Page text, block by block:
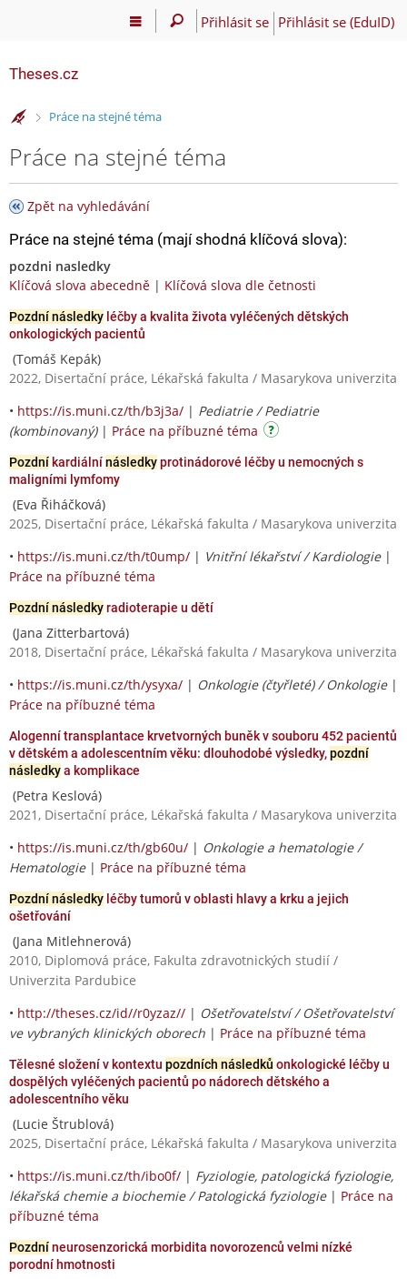
Přihlásit se Přihlásit se (EduID)
Theses.cz
>Práce na stejné téma
Práce na stejné téma
Zpět na vyhledávání
Práce na stejné téma (mají shodná klíčová slova):
pozdni nasledky
Klíčová slova abecedně | Klíčová slova dle četnosti
Pozdní následky léčby a kvalita života vyléčených dětských
onkologických pacientů
(Tomáš Kepák)
2022, Disertační práce, Lékařská fakulta / Masarykova univerzita
• https://is.muni.cz/th/b3j3a/ | Pediatrie / Pediatrie
(kombinovaný)| Práce na příbuzné téma
Pozdníkardiálnínásledkyprotinádorové léčby u nemocných s
maligními lymfomy
(Eva Řiháčková)
2025, Disertační práce, Lékařská fakulta / Masarykova univerzita
• https://is.muni.cz/th/t0ump/ | Vnitřní lékařství / Kardiologie|
Práce na příbuzné téma
Pozdní následkyradioterapie u dětí
(Jana Zitterbartová)
2018, Disertační práce, Lékařská fakulta / Masarykova univerzita
• https://is.muni.cz/th/ysyxa/ | Onkologie (čtyřleté) / Onkologie|
Práce na příbuzné téma
Alogenní transplantace krvetvorných buněk v souboru 452 pacientů
v dětském a adolescentním věku: dlouhodobé výsledky,pozdní
následkya komplikace
(Petra Keslová)
2021, Disertační práce, Lékařská fakulta / Masarykova univerzita
• https://is.muni.cz/th/gb60u/ | Onkologie a hematologie /
Hematologie| Práce na příbuzné téma
Pozdní následky léčby tumorů v oblasti hlavy a krku a jejich
ošetřování
(Jana Mitlehnerová)
2010, Diplomová práce, Fakulta zdravotnických studií /
Univerzita Pardubice
• http://theses.cz/id//r0yzaz// | Ošetřovatelství / Ošetřovatelství
ve vybraných klinických oborech | Práce na příbuzné téma
Tělesné složení v kontextu pozdních následků onkologické léčby u
dospělých vyléčených pacientů po nádorech dětského a
adolescentního věku
(Lucie Štrublová)
2025, Disertační práce, Lékařská fakulta / Masarykova univerzita
• https://is.muni.cz/th/ibo0f/ | Fyziologie, patologická fyziologie,
lékařská chemie a biochemie / Patologická fyziologie| Práce na
příbuzné téma
Pozdníneurosenzorická morbidita novorozenců velmi nízké
porodní hmotnosti